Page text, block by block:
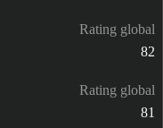
Rating global
82
Rating global
81